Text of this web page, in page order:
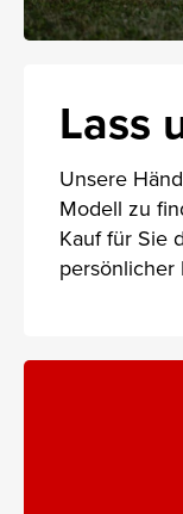
Lass
Unsere
Modell zu
Kauf für Sie
persönlicher